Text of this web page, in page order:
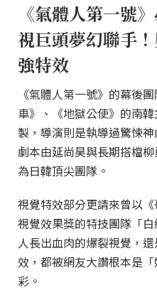
《氣體人第一號
視巨頭夢幻聯手
強特效
《氣體人第一號》的幕後
車》、《地獄公使》的南
製，導演則是執導過驚悚
劇本由延尚昊與長期搭檔
為日韓頂尖團隊。
視覺特效部分更請來曾以
視覺效果獎的特技團隊「
人長出血肉的爆裂視覺，
效，都被網友大讚根本是
彩。